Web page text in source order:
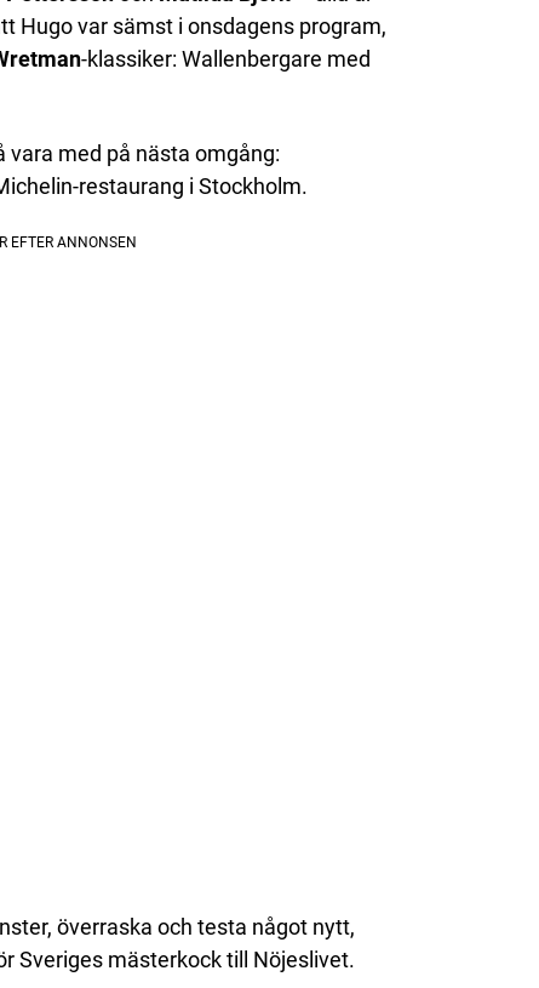
Hugo var sämst i onsdagens program,
-klassiker: Wallenbergare med
vara med på nästa omgång:
restaurang i Stockholm.
överraska och testa något nytt,
Sveriges mästerkock till Nöjeslivet.